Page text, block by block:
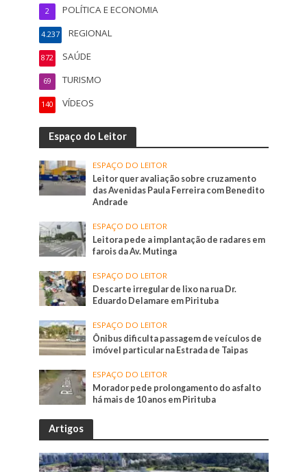
POLÍTICA E ECONOMIA
2
REGIONAL
4.237
SAÚDE
872
TURISMO
69
VÍDEOS
140
Espaço do Leitor
ESPAÇO DO LEITOR
Leitor quer avaliação sobre cruzamento
das Avenidas Paula Ferreira com Benedito
Andrade
ESPAÇO DO LEITOR
Leitora pede a implantação de radares em
farois da Av. Mutinga
ESPAÇO DO LEITOR
Descarte irregular de lixo na rua Dr.
Eduardo Delamare em Pirituba
ESPAÇO DO LEITOR
Ônibus dificulta passagem de veículos de
imóvel particular na Estrada de Taipas
ESPAÇO DO LEITOR
Morador pede prolongamento do asfalto
há mais de 10 anos em Pirituba
Artigos